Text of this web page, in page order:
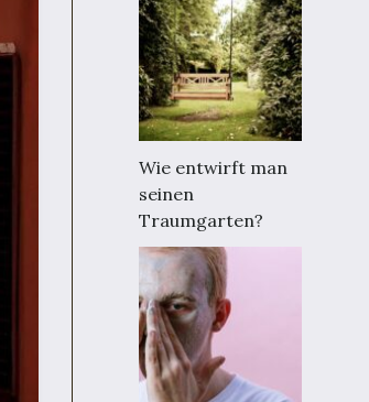
Wie entwirft man
seinen
Traumgarten?